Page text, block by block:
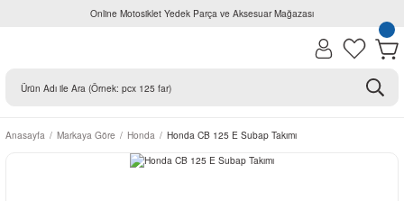
Online Motosiklet Yedek Parça ve Aksesuar Mağazası
Anasayfa Markaya Göre Honda Honda CB 125 E Subap Takımı